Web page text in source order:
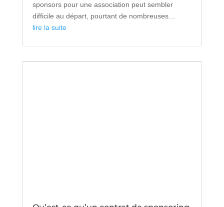
sponsors pour une association peut sembler
difficile au départ, pourtant de nombreuses…
lire la suite